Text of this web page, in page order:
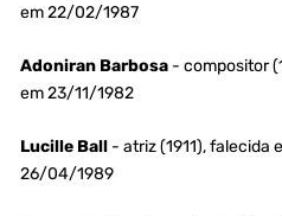
em 22/02/1987
Adoniran Barbosa- compositor
em 23/11/1982
Lucille Ball- atriz (1911), falecida
26/04/1989